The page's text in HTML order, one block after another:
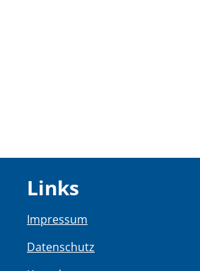
Links
Impressum
Datenschutz